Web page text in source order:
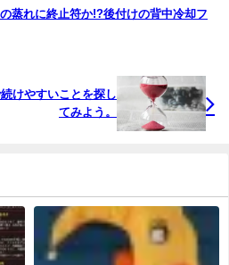
蒸れに終止符か!?後付けの背中冷却フ
けやすいことを探し
てみよう。